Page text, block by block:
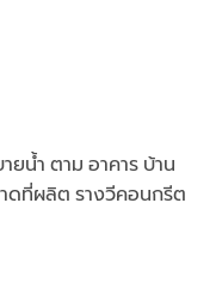
ยน้ำ ตาม อาคาร บ้าน
ดที่ผลิต รางวีคอนกรีต